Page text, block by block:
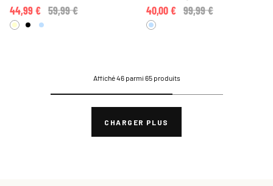
Price reduced from
59,99 €
44,99 € Price reduced from
99,99 €
40,00 €
Affiché 46 parmi 65 produits
CHARGER PLUS